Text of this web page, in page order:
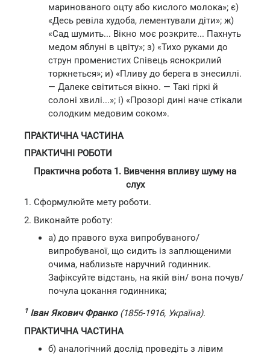
маринованого оцту або кислого молока»; є)
«Десь ревіла худоба, лементували діти»; ж)
«Сад шумить... Вікно моє розкрите... Пахнуть
медом яблуні в цвіту»; з) «Тихо руками до
струн променистих Співець яснокрилий
торкнеться»; и) «Пливу до берега в знесиллі.
— Далеке світиться вікно. — Такі гіркі й
солоні хвилі...»; і) «Прозорі дині наче стікали
солодким медовим соком».
ПРАКТИЧНА ЧАСТИНА
ПРАКТИЧНІ РОБОТИ
Практична робота 1. Вивчення впливу шуму на
слух
1. Сформулюйте мету роботи.
2. Виконайте роботу:
а) до правого вуха випробуваного/
випробуваної, що сидить із заплющеними
очима, наблизьте наручний годинник.
Зафіксуйте відстань, на якій він/ вона почув/
почула цокання годинника;
1 Іван Якович Франко(1856-1916, Україна).
ПРАКТИЧНА ЧАСТИНА
б) аналогічний дослід проведіть з лівим